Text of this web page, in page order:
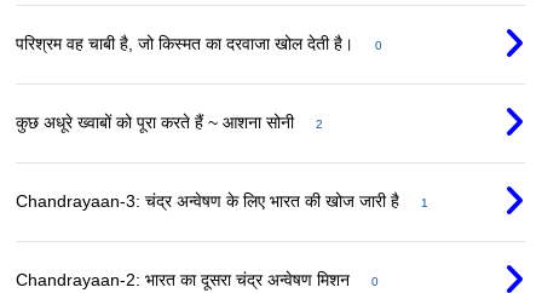
परिश्रम वह चाबी है, जो किस्मत का दरवाजा खोल देती है। 0
कुछ अधूरे ख्वाबों को पूरा करते हैं ~ आशना सोनी 2
Chandrayaan-3: चंद्र अन्वेषण के लिए भारत की खोज जारी है 1
Chandrayaan-2: भारत का दूसरा चंद्र अन्वेषण मिशन 0